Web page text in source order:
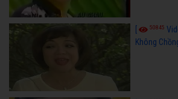
50845
Không